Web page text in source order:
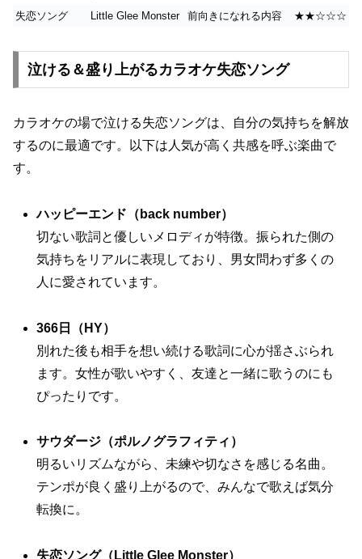
失恋ソング Little Glee Monster 前向きになれる内容 ★★☆☆☆
泣ける＆盛り上がるカラオケ失恋ソング
カラオケの場で泣ける失恋ソングは、自分の気持ちを解放
するのに最適です。以下は人気が高く共感を呼ぶ楽曲で
す。
ハッピーエンド（back number）
切ない歌詞と優しいメロディが特徴。振られた側の
気持ちをリアルに表現しており、男女問わず多くの
人に愛されています。
366日（HY）
別れた後も相手を想い続ける歌詞に心が揺さぶられ
ます。女性が歌いやすく、友達と一緒に歌うのにも
ぴったりです。
サウダージ（ポルノグラフィティ）
明るいリズムながら、未練や切なさを感じる名曲。
テンポが良く盛り上がるので、みんなで歌えば気分
転換に。
失恋ソング（Little Glee Monster）